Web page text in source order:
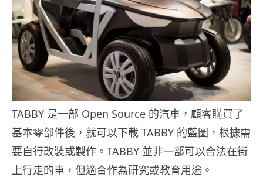
TABBY 是一部 Open Source 的汽車，顧客購買了
基本零部件後，就可以下載 TABBY 的藍圖，根據需
要自行改裝或製作。TABBY 並非一部可以合法在街
上行走的車，但適合作為研究或教育用途。